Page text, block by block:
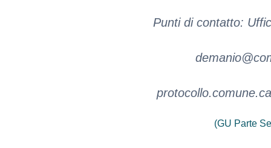
Punti di contatto:
(GU Parte